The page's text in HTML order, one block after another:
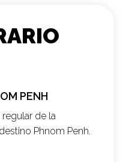
PENH
regular de la
Phnom Penh.